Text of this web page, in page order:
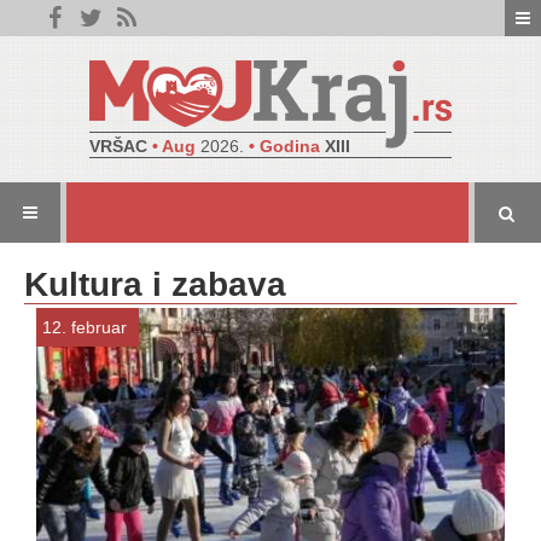
VRŠAC • Aug 2026. • Godina XIII
Kultura i zabava
12. februar